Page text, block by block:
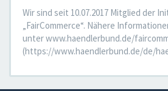
Wir sind seit 10.07.2017 Mitglied der
„FairCommerce“. Nähere
unter www.haendlerbund.de/
(https://www.haendlerbund.de/de/